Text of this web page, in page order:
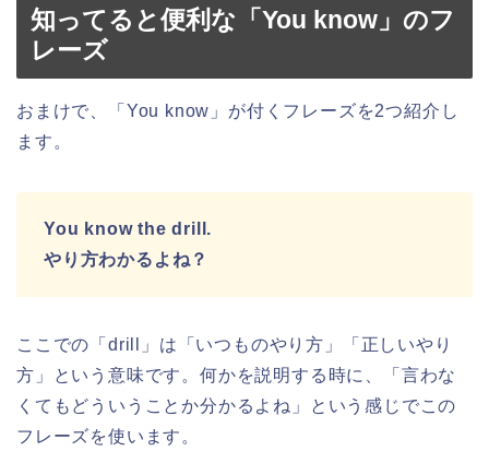
知ってると便利な「You know」のフ
レーズ
おまけで、「You know」が付くフレーズを2つ紹介し
ます。
You know the drill.
やり方わかるよね？
ここでの「drill」は「いつものやり方」「正しいやり
方」という意味です。何かを説明する時に、「言わな
くてもどういうことか分かるよね」という感じでこの
フレーズを使います。